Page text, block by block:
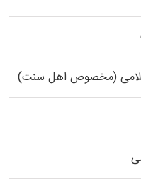
(مخصوص اهل سنت)